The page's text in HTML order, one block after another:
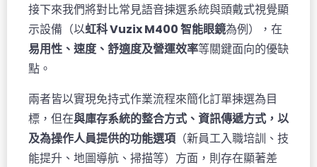
接下來我們將對比常見語音揀選系統與頭戴式視覺顯
示設備（以虹科 Vuzix M400 智能眼鏡為例），在
易用性、速度、舒適度及營運效率等關鍵面向的優缺
點。
兩者皆以實現免持式作業流程來簡化訂單揀選為目
標，但在與庫存系統的整合方式、資訊傳遞方式，以
及為操作人員提供的功能選項（新員工入職培訓、技
能提升、地圖導航、掃描等）方面，則存在顯著差